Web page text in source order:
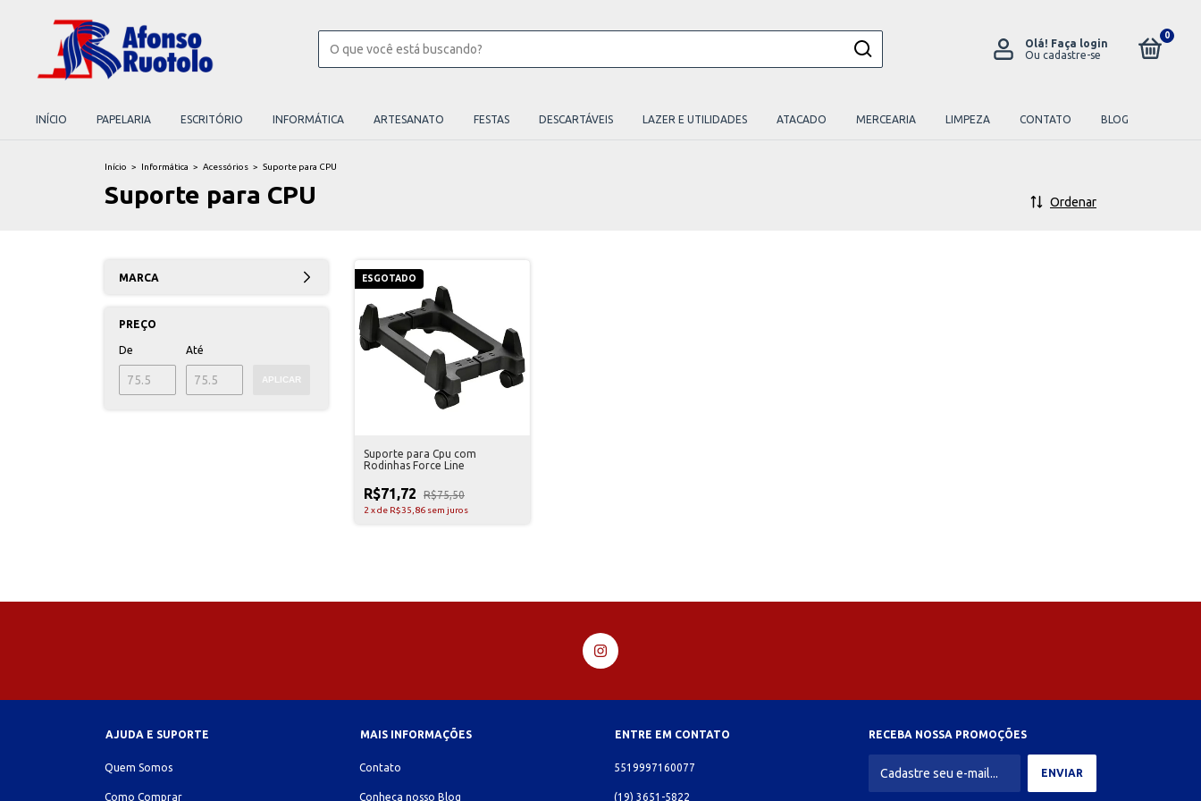
Olá! Faça login
Ou cadastre-se
0
INÍCIO PAPELARIA ESCRITÓRIO INFORMÁTICA ARTESANATO FESTAS DESCARTÁVEIS LAZER E UTILIDADES ATACADO MERCEARIA LIMPEZA CONTATO BLOG
Início > Informática > Acessórios > Suporte para CPU
Suporte para CPU Ordenar
MARCA
PREÇO
De Até
APLICAR
ESGOTADO
Suporte para Cpu com
Rodinhas Force Line
R$71,72 R$75,50
2xde R$35,86 sem juros
AJUDA E SUPORTE
Quem Somos
Como Comprar
MAIS INFORMAÇÕES
Contato
Conheça nosso Blog
ENTRE EM CONTATO
5519997160077
(19) 3651-5822
RECEBA NOSSA PROMOÇÕES